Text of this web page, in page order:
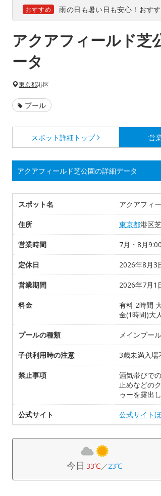
おすすめ 雨の日も暑い日も安心！おす
アクアフィールド芝
ータ
東京都港区
プール
スポット詳細 トップ 営
アクアフィールド芝公園の詳細データ
スポット名 アクアフィ
住所 東京都港区
営業時間 7月・8月
定休日 2026年8月3
営業期間 2026年7月1
料金
有料 2時間
金(1時間)大
プールの種類 メインプー
子供利用時の注意 3歳未満入
禁止事項
酒気帯びで
止めなどの
ゥーを露出
公式サイト 公式サイト
今日 33℃／23℃